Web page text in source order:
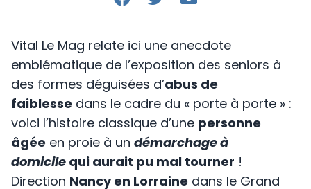
Vital Le Mag relate ici une anecdote
emblématique de l’exposition des seniors à
des formes déguisées d’abus de
faiblesse dans le cadre du « porte à porte » :
voici l’histoire classique d’une personne
âgée en proie à un démarchage à
domicile qui aurait pu mal tourner !
Direction Nancy en Lorraine dans le Grand